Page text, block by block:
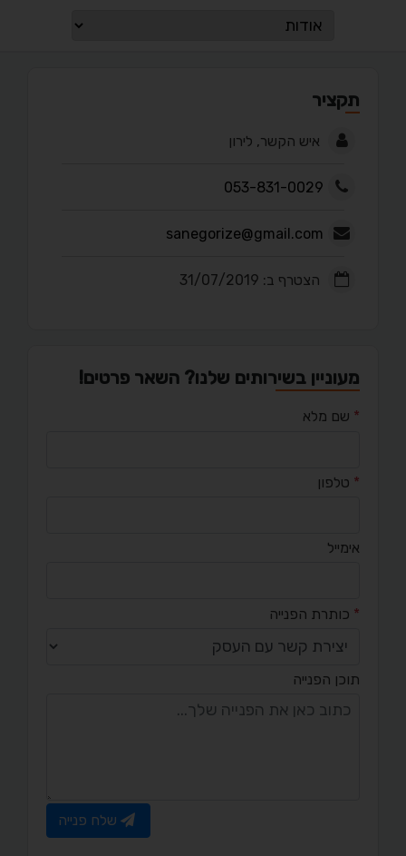
תקציר
איש הקשר, לירון
053-831-0029
sanegorize@gmail.com
הצטרף ב: 31/07/2019
מעוניין בשירותים שלנו? השאר פרטים!
* שם מלא
* טלפון
אימייל
* כותרת הפנייה
תוכן הפנייה
שלח פנייה